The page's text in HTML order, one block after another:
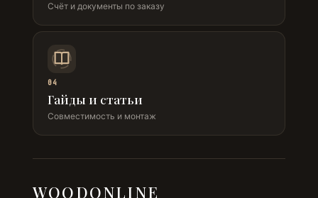
Счёт и документы по заказу
04
Гайды и статьи
Совместимость и монтаж
WOODONLINE